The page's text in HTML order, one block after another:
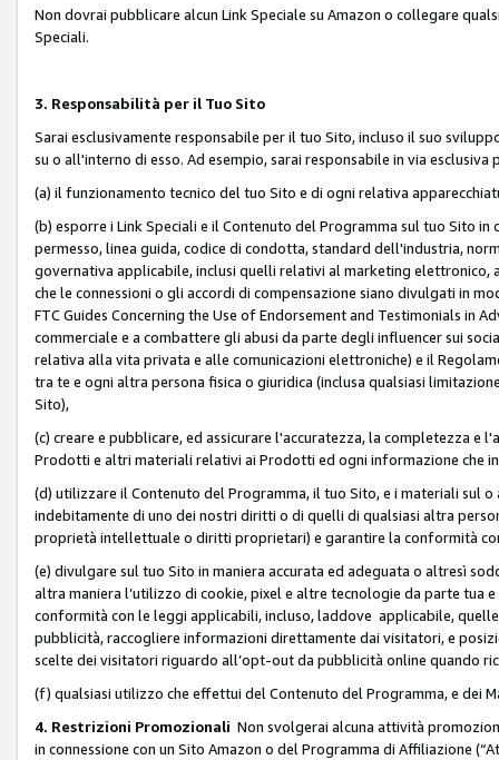
Non dovrai pubblicare alcun Link Speciale su Amazon o collegare
Speciali.
3. Responsabilità per il Tuo Sito
Sarai esclusivamente responsabile per il tuo Sito, incluso il suo
su o all'interno di esso. Ad esempio, sarai responsabile in via esclusiva
(a) il funzionamento tecnico del tuo Sito e di ogni relativa
(b) esporre i Link Speciali e il Contenuto del Programma sul tuo Sito in
permesso, linea guida, codice di condotta, standard dell'industria,
governativa applicabile, inclusi quelli relativi al marketing
che le connessioni o gli accordi di compensazione siano divulgati in
FTC Guides Concerning the Use of Endorsement and Testimonials in
commerciale e a combattere gli abusi da parte degli influencer sui
relativa alla vita privata e alle comunicazioni elettroniche) e il
tra te e ogni altra persona fisica o giuridica (inclusa qualsiasi
Sito),
(c) creare e pubblicare, ed assicurare l'accuratezza, la completezza
Prodotti e altri materiali relativi ai Prodotti ed ogni informazione che
(d) utilizzare il Contenuto del Programma, il tuo Sito, e i materiali sul
indebitamente di uno dei nostri diritti o di quelli di qualsiasi altra
proprietà intellettuale o diritti proprietari) e garantire la conformità
(e) divulgare sul tuo Sito in maniera accurata ed adeguata o altresì
altra maniera l’utilizzo di cookie, pixel e altre tecnologie da parte tua
conformità con le leggi applicabili, incluso, laddove applicabile,
pubblicità, raccogliere informazioni direttamente dai visitatori, e
scelte dei visitatori riguardo all’opt-out da pubblicità online quando
(f) qualsiasi utilizzo che effettui del Contenuto del Programma, e dei
4. Restrizioni Promozionali Non svolgerai alcuna attività
in connessione con un Sito Amazon o del Programma di Affiliazione